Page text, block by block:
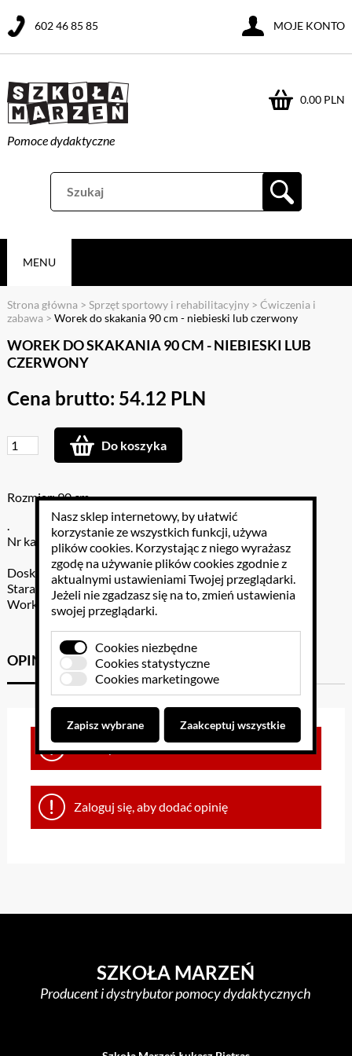
Pomoce dydaktyczne
0.00 PLN
602 46 85 85 MOJE KONTO
MENU
Strona główna > Sprzęt sportowy i rehabilitacyjny> Ćwiczenia i
zabawa > Worek do skakania 90 cm - niebieski lub czerwony
WOREK DO SKAKANIA 90 CM - NIEBIESKI LUB
CZERWONY
Cena brutto: 54.12 PLN
Do koszyka
Rozmiar: 90 cm
.
Nr katalogowy: 360-8716
Doskonały do zabaw drużynowych i ćwiczeń równowagi.
Starannie wykonany z trwałego materiału (100% nylonu).
Worki dostępne w 2 rozmiarach i 2 kolorach.
OPINIE KLIENTÓW GPSR
Brak opinii dla towaru
Zaloguj się, aby dodać opinię
SZKOŁA MARZEŃ
Producent i dystrybutor pomocy dydaktycznych
Nasz sklep internetowy, by ułatwić
korzystanie ze wszystkich funkcji, używa
plików cookies. Korzystając z niego wyrażasz
zgodę na używanie plików cookies zgodnie z
aktualnymi ustawieniami Twojej przeglądarki.
Jeżeli nie zgadzasz się na to, zmień ustawienia
swojej przeglądarki.
Cookies niezbędne
Cookies statystyczne
Cookies marketingowe
Zapisz wybrane Zaakceptuj wszystkie